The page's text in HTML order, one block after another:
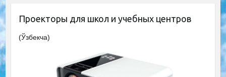
Проекторы для школ и учебных центров
(Ўзбекча)